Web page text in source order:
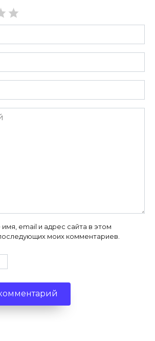
email и адрес сайта в этом
моих комментариев.